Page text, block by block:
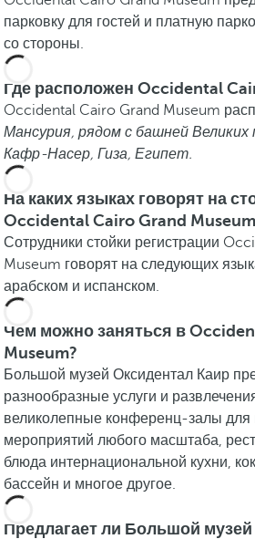
парковку для гостей и платную
со стороны.
Где расположен Occidental
Occidental Cairo Grand Museum
Мансурия, рядом с башней Великих
Кафр-Насер, Гиза, Египет.
На каких языках говорят на
Occidental Cairo Grand
Сотрудники стойки регистрации
Museum говорят на следующих
арабском и испанском.
Чем можно заняться в
Museum?
Большой музей Оксидентал Каир
разнообразные услуги и
великолепные конференц-залы для
мероприятий любого масштаба,
блюда интернациональной кухни,
бассейн и многое другое.
Предлагает ли Большой